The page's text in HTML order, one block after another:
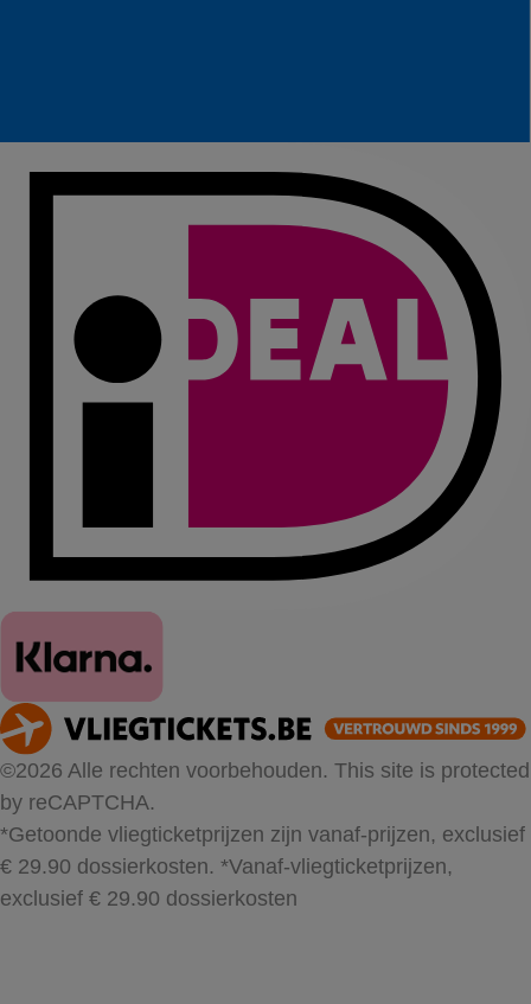
©2026 Alle rechten voorbehouden. This site is protected
by reCAPTCHA.
*Getoonde vliegticketprijzen zijn vanaf-prijzen, exclusief
€ 29.90 dossierkosten. *Vanaf-vliegticketprijzen,
exclusief € 29.90 dossierkosten